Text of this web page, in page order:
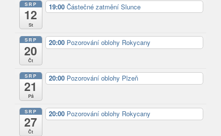
SRP
12
St
19:00 Částečné zatmění Slunce
SRP
20
Čt
20:00 Pozorování oblohy Rokycany
SRP
21
Pá
20:00 Pozorování oblohy Plzeň
SRP
27
Čt
20:00 Pozorování oblohy Rokycany